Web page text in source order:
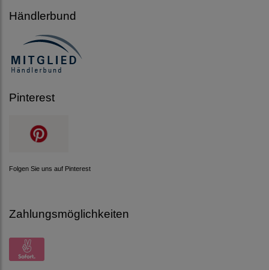
Händlerbund
Pinterest
Folgen Sie uns auf Pinterest
Zahlungsmöglichkeiten